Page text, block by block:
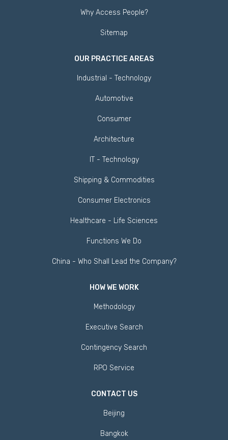
Why Access People?
Sitemap
OUR PRACTICE AREAS
Industrial - Technology
Automotive
Consumer
Architecture
IT - Technology
Shipping & Commodities
Consumer Electronics
Healthcare - Life Sciences
Functions We Do
China - Who Shall Lead the Company?
HOW WE WORK
Methodology
Executive Search
Contingency Search
RPO Service
CONTACT US
Beijing
Bangkok